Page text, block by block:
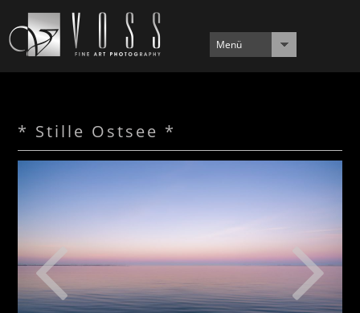
Menü
* Stille Ostsee *